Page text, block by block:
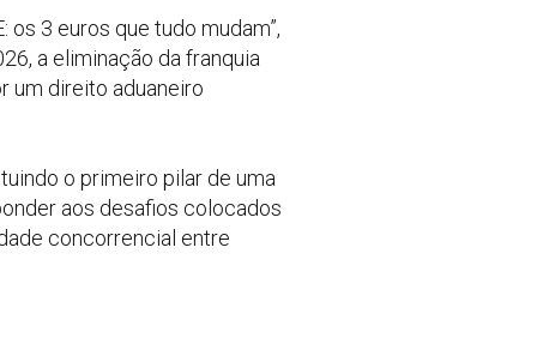
3 euros que tudo mudam”,
a eliminação da franquia
um direito aduaneiro
o primeiro pilar de uma
aos desafios colocados
concorrencial entre